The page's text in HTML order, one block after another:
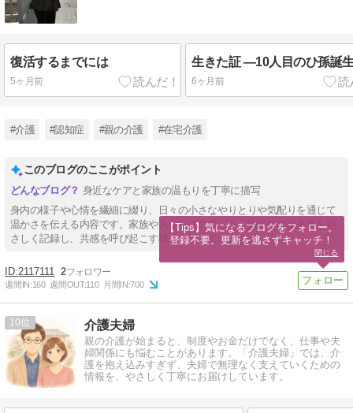
復活するまでには
5ヶ月前
生きた証 ―10人目のひ孫誕
6ヶ月前
#介護 #認知症 #親の介護 #在宅介護
このブログのここがポイント
身近なケアと家族の温もりを丁寧に描写
身内の様子や心情を繊細に綴り、日々の小さなやりとりや気配りを通じて
温かさを伝える内容です。家族やスタッフの優しさ、施設での出来事をや
さしく記録し、共感を呼び起こす構成となっています。
2117111 2
週間IN:160 週間OUT:110 月間IN:700
10 介護夫婦
親の介護が始まると、制度やお金だけでなく、仕事や夫
婦関係にも悩むことがあります。「介護夫婦」では、介
護を抱え込みすぎず、夫婦で無理なく支えていくための
情報を、やさしく丁寧にお届けしています。
【Tips】気になるブログをフォロー。
登録不要。更新を逃さずキャッチ！
閉じる